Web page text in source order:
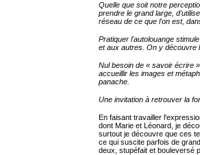
Quelle que soit notre
prendre le grand large,
réseau de ce que l'on est,
Pratiquer l'autolouange
et aux autres. On y découvre
Nul besoin de « savoir écrire
accueillir les images et
panache.
Une invitation à retrouver la
En faisant travailler
dont Marie et Léonard, je
surtout je découvre que ces
ce qui suscite parfois de
deux, stupéfait et bouleversé